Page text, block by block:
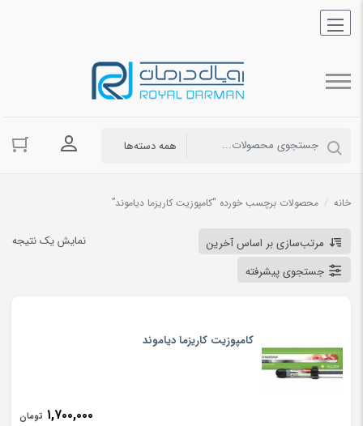
ورود به
خانه / محصولات برچسب خورده “کامپوزیت کاریزما دیاموند”
نمایش یک نتیجه
مرتب‌سازی بر اساس آخرین
جستجوی پیشرفته
کامپوزیت کاریزما دیاموند
۱,۷۰۰,۰۰۰ تومان